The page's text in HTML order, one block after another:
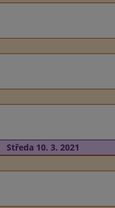
Středa 10. 3. 2021